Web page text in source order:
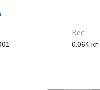
Вес
0.064 кг